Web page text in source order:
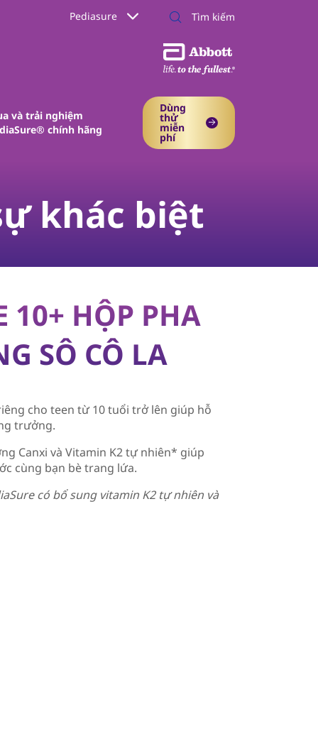
Pediasure
và trải nghiệm
chính hãng
Dùng
thử
miễn
phí​
khác biệt
10+ HỘP PHA
SÔ CÔ LA
cho teen từ 10 tuổi trở lên giúp hỗ
trưởng.
Canxi và Vitamin K2 tự nhiên* giúp
cùng bạn bè trang lứa.
có bổ sung vitamin K2 tự nhiên và